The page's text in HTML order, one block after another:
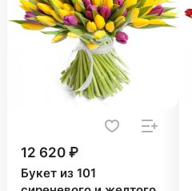
12 620 ₽
Букет из 101